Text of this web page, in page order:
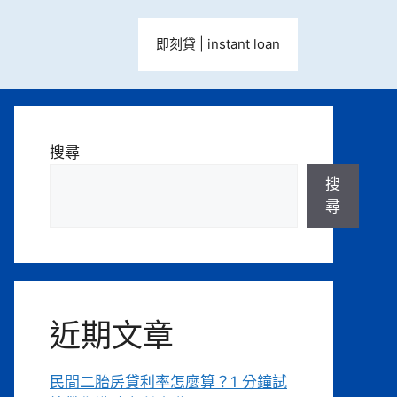
即刻貸 | instant loan
搜尋
搜
尋
近期文章
民間二胎房貸利率怎麼算？1 分鐘試